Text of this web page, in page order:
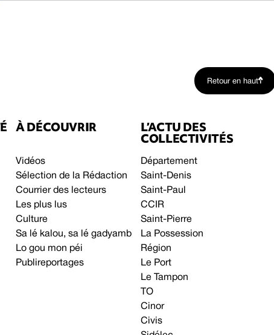
Retour en haut
À DÉCOUVRIR
Vidéos
Sélection de la Rédaction
Courrier des lecteurs
Les plus lus
Culture
Sa lé kalou, sa lé gadyamb
Lo gou mon péi
Publireportages
L’ACTU DES
COLLECTIVITÉS
Département
Saint-Denis
Saint-Paul
CCIR
Saint-Pierre
La Possession
Région
Le Port
Le Tampon
TO
Cinor
Civis